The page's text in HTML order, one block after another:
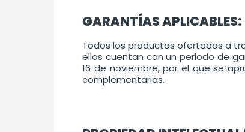
GARANTÍAS APLICABLES:
Todos los productos ofertados a
ellos cuentan con un periodo de
16 de noviembre, por el que se
complementarias.